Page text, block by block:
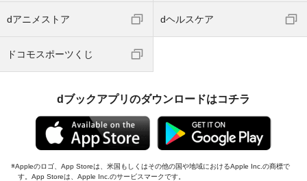
dアニメストア dヘルスケア
ドコモスポーツくじ
dブックアプリのダウンロードはコチラ
Appleのロゴ、App Storeは、米国もしくはその他の国や地域におけるApple Inc.の商標で
す。App Storeは、Apple Inc.のサービスマークです。